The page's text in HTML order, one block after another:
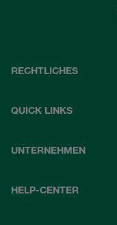
RECHTLICHES
QUICK LINKS
UNTERNEHMEN
HELP-CENTER